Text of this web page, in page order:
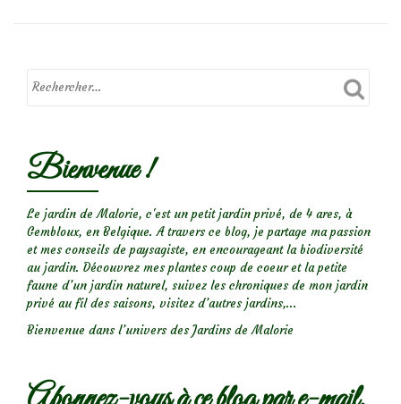
le
‘Paul
Bienvenue !
Le jardin de Malorie, c'est un petit jardin privé, de 4 ares, à
Gembloux, en Belgique. A travers ce blog, je partage ma passion
et mes conseils de paysagiste, en encourageant la biodiversité
au jardin. Découvrez mes plantes coup de coeur et la petite
faune d’un jardin naturel, suivez les chroniques de mon jardin
privé au fil des saisons, visitez d’autres jardins,...
Bienvenue dans l’univers des Jardins de Malorie